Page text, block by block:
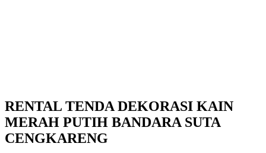
RENTAL TENDA DEKORASI KAIN
MERAH PUTIH BANDARA SUTA
CENGKARENG